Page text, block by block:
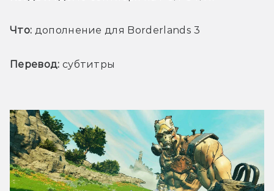
Что: дополнение для Borderlands 3
Перевод: субтитры